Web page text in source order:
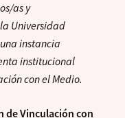
as y
Universidad
instancia
institucional
con el Medio.
de Vinculación con